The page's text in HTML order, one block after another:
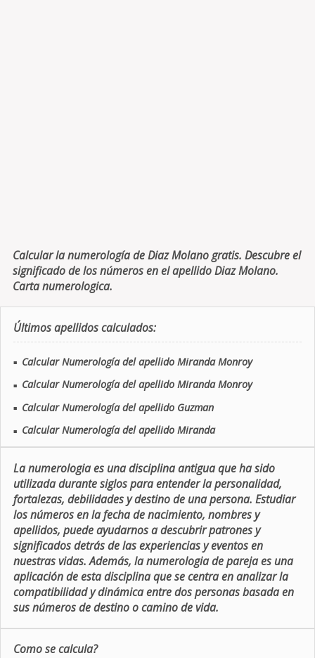
Calcular la numerología de Diaz Molano gratis. Descubre el
significado de los números en el apellido Diaz Molano.
Carta numerologica.
Últimos apellidos calculados:
■ Calcular Numerología del apellido Miranda Monroy
■ Calcular Numerología del apellido Miranda Monroy
■ Calcular Numerología del apellido Guzman
■ Calcular Numerología del apellido Miranda
La numerologia es una disciplina antigua que ha sido
utilizada durante siglos para entender la personalidad,
fortalezas, debilidades y destino de una persona. Estudiar
los números en la fecha de nacimiento, nombres y
apellidos, puede ayudarnos a descubrir patrones y
significados detrás de las experiencias y eventos en
nuestras vidas. Además, la numerologia de pareja es una
aplicación de esta disciplina que se centra en analizar la
compatibilidad y dinámica entre dos personas basada en
sus números de destino o camino de vida.
Como se calcula?